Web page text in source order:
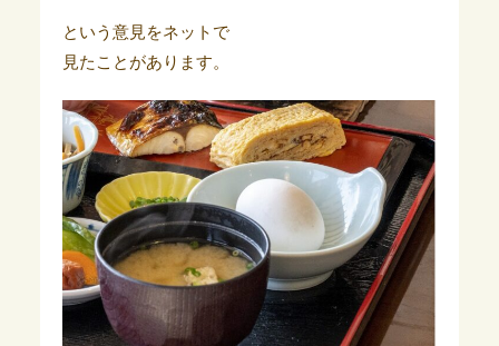
という意見をネットで
見たことがあります。